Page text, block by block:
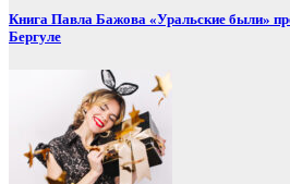
Книга Павла Бажова «Уральские были»
Бергуле